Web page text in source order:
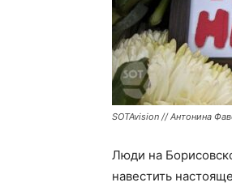
SOTAvision // Антонина
Люди на
навестить